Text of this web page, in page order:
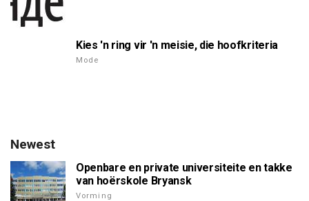
Kies 'n ring vir 'n meisie, die hoofkriteria
Mode
Newest
Openbare en private universiteite en takke
van hoërskole Bryansk
Vorming